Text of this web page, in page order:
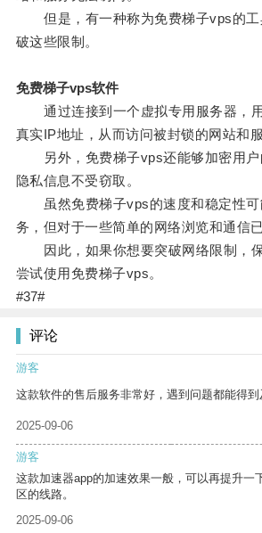
但是，有一种称为免费梯子vps的工
破这些限制。
免费梯子vps软件
通过连接到一个虚拟专用服务器，
真实IP地址，从而访问被封锁的网站和服
另外，免费梯子vps还能够加密用户
隐私信息不受窃取。
虽然免费梯子vps的速度和稳定性可
务，但对于一些简单的网络浏览和通信
因此，如果你想要突破网络限制，
尝试使用免费梯子vps。
#37#
评论
游客
这款软件的售后服务非常好，遇到问题都能得到
2025-09-06
游客
这款加速器app的加速效果一般，可以再提升一
区的线路。
2025-09-06